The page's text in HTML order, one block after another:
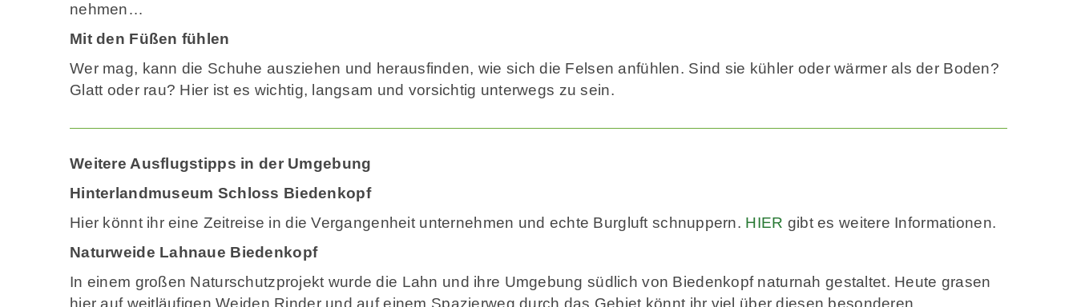
nehmen…
Mit den Füßen fühlen
Wer mag, kann die Schuhe ausziehen und herausfinden, wie sich die Felsen anfühlen. Sind sie kühler oder wärmer als der Boden?
Glatt oder rau? Hier ist es wichtig, langsam und vorsichtig unterwegs zu sein.
Weitere Ausflugstipps in der Umgebung
Hinterlandmuseum Schloss Biedenkopf
Hier könnt ihr eine Zeitreise in die Vergangenheit unternehmen und echte Burgluft schnuppern. HIER gibt es weitere Informationen.
Naturweide Lahnaue Biedenkopf
In einem großen Naturschutzprojekt wurde die Lahn und ihre Umgebung südlich von Biedenkopf naturnah gestaltet. Heute grasen
hier auf weitläufigen Weiden Rinder und auf einem Spazierweg durch das Gebiet könnt ihr viel über diesen besonderen